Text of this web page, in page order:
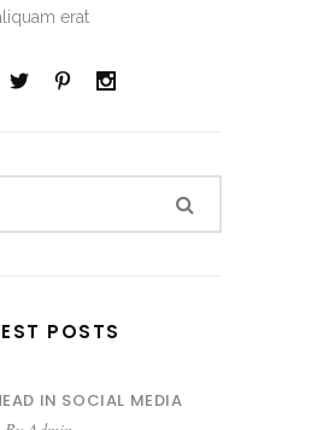
erat
POSTS
IN SOCIAL MEDIA